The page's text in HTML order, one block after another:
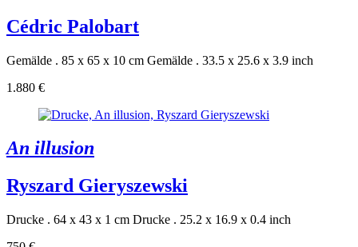
Cédric Palobart
Gemälde . 85 x 65 x 10 cm Gemälde . 33.5 x 25.6 x 3.9 inch
1.880 €
An illusion
Ryszard Gieryszewski
Drucke . 64 x 43 x 1 cm Drucke . 25.2 x 16.9 x 0.4 inch